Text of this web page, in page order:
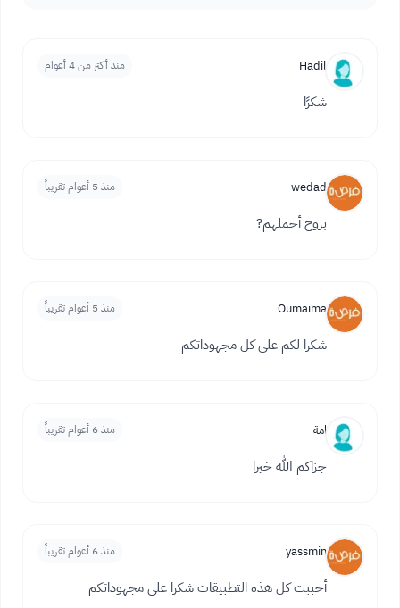
Hadil منذ أكثر من 4 أعوام
شكرًا
wedad منذ 5 أعوام تقريباً
بروح أحملهم?
Oumaima منذ 5 أعوام تقريباً
شكرا لكم على كل مجهوداتكم
امة منذ 6 أعوام تقريباً
جزاكم الله خيرا
yassmin منذ 6 أعوام تقريباً
أحببت كل هذه التطبيقات شكرا على مجهوداتكم